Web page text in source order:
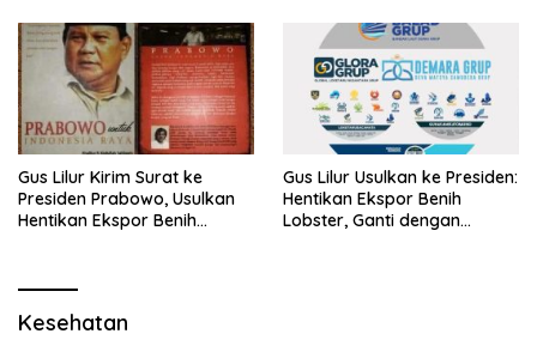
Gus Lilur Kirim Surat ke
Presiden Prabowo, Usulkan
Hentikan Ekspor Benih
Gus Lilur Usulkan ke Presiden:
Hentikan Ekspor Benih
Lobster, Ganti dengan
Kesehatan